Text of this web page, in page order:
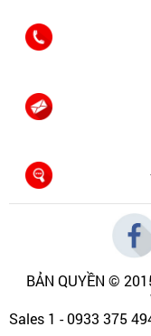
BẢN QUYỀN ©
Sales 1 - 0933 375